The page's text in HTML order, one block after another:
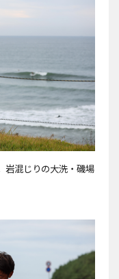
岩混じりの大洗・磯場